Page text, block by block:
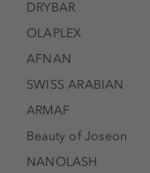
DRYBAR
OLAPLEX
AFNAN
SWISS ARABIAN
ARMAF
Beauty of Joseon
NANOLASH